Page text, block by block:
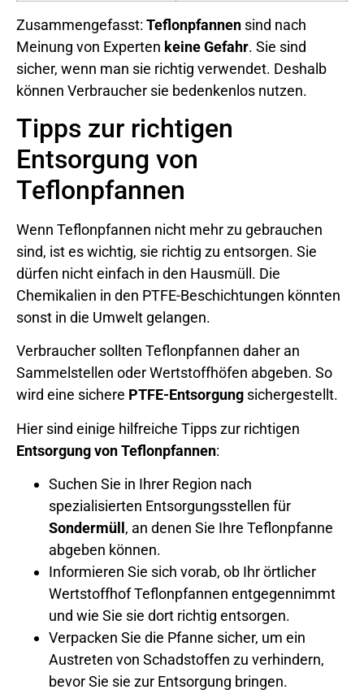
Zusammengefasst: Teflonpfannen sind nach
Meinung von Experten keine Gefahr. Sie sind
sicher, wenn man sie richtig verwendet. Deshalb
können Verbraucher sie bedenkenlos nutzen.
Tipps zur richtigen
Entsorgung von
Teflonpfannen
Wenn Teflonpfannen nicht mehr zu gebrauchen
sind, ist es wichtig, sie richtig zu entsorgen. Sie
dürfen nicht einfach in den Hausmüll. Die
Chemikalien in den PTFE-Beschichtungen könnten
sonst in die Umwelt gelangen.
Verbraucher sollten Teflonpfannen daher an
Sammelstellen oder Wertstoffhöfen abgeben. So
wird eine sichere PTFE-Entsorgung sichergestellt.
Hier sind einige hilfreiche Tipps zur richtigen
Entsorgung von Teflonpfannen:
Suchen Sie in Ihrer Region nach
spezialisierten Entsorgungsstellen für
Sondermüll , an denen Sie Ihre Teflonpfanne
abgeben können.
Informieren Sie sich vorab, ob Ihr örtlicher
Wertstoffhof Teflonpfannen entgegennimmt
und wie Sie sie dort richtig entsorgen.
Verpacken Sie die Pfanne sicher, um ein
Austreten von Schadstoffen zu verhindern,
bevor Sie sie zur Entsorgung bringen.